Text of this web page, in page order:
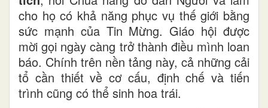
cho họ có khả năng phục vụ thế giới bằng
sức mạnh của Tin Mừng. Giáo hội được
mời gọi ngày càng trở thành điều mình loan
báo. Chính trên nền tảng này, cả những cải
tổ cần thiết về cơ cấu, định chế và tiến
trình cũng có thể sinh hoa trái.